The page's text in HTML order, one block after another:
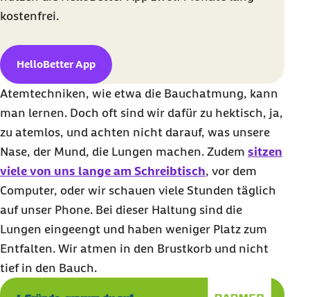
kostenfrei.
HelloBetter App
Atemtechniken, wie etwa die Bauchatmung, kann
man lernen. Doch oft sind wir dafür zu hektisch, ja,
zu atemlos, und achten nicht darauf, was unsere
Nase, der Mund, die Lungen machen. Zudem sitzen
viele von uns lange am Schreibtisch, vor dem
Computer, oder wir schauen viele Stunden täglich
auf unser Phone. Bei dieser Haltung sind die
Lungen eingeengt und haben weniger Platz zum
Entfalten. Wir atmen in den Brustkorb und nicht
tief in den Bauch.